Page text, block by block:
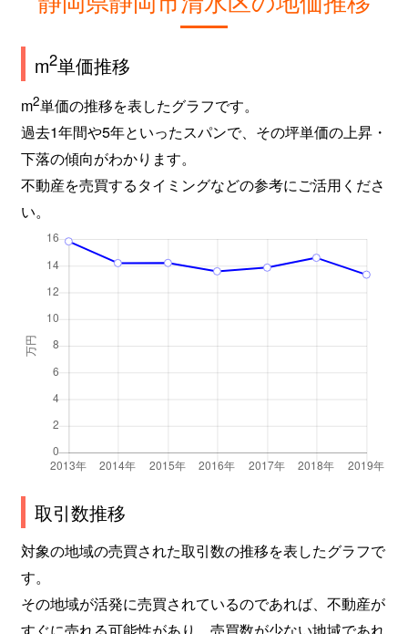
m2単価推移
m2単価の推移を表したグラフです。
過去1年間や5年といったスパンで、その坪単価の上昇・
下落の傾向がわかります。
不動産を売買するタイミングなどの参考にご活用くださ
い。
取引数推移
対象の地域の売買された取引数の推移を表したグラフで
す。
その地域が活発に売買されているのであれば、不動産が